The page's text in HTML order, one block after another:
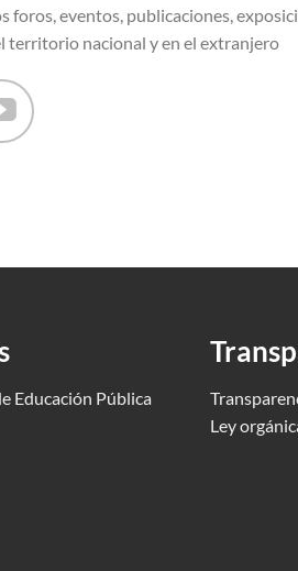
foros, eventos, publicaciones,
territorio nacional y en el extranjero
Educación Pública
Ley